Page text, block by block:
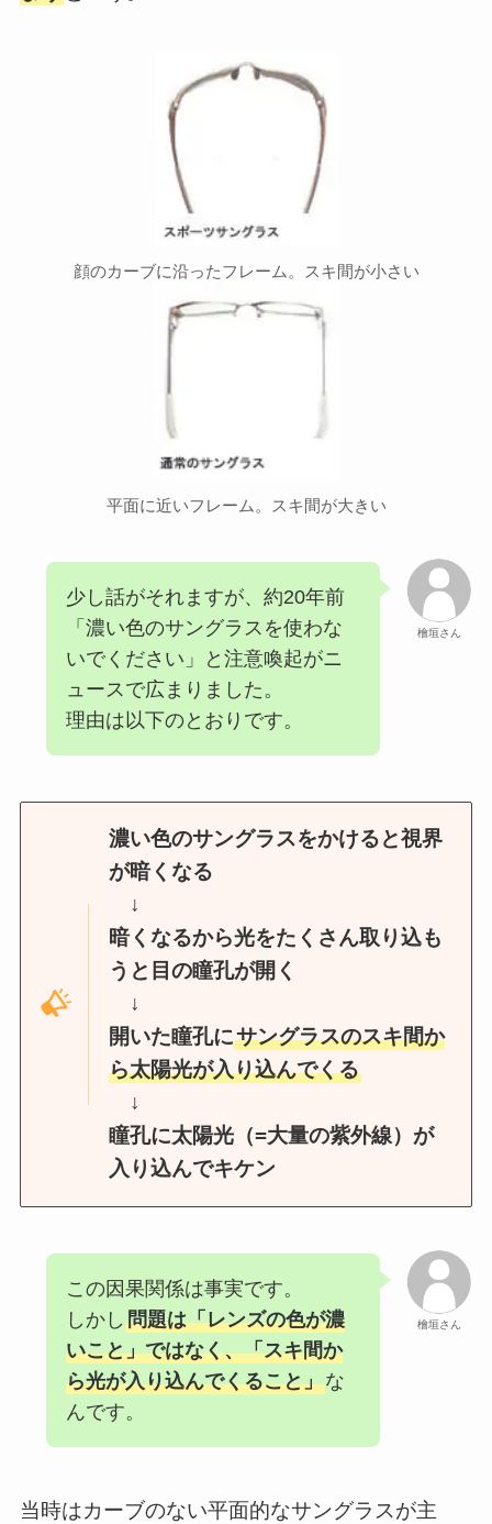
顔のカーブに沿ったフレーム。スキ間が小さい
平面に近いフレーム。スキ間が大きい
檜垣さん
少し話がそれますが、約20年前
「濃い色のサングラスを使わな
いでください」と注意喚起がニ
ュースで広まりました。
理由は以下のとおりです。
濃い色のサングラスをかけると視界
が暗くなる
↓
暗くなるから光をたくさん取り込も
うと目の瞳孔が開く
↓
開いた瞳孔にサングラスのスキ間か
ら太陽光が入り込んでくる
↓
瞳孔に太陽光（=大量の紫外線）が
入り込んでキケン
檜垣さん
この因果関係は事実です。
しかし 問題は「レンズの色が濃
いこと」ではなく、「スキ間か
ら光が入り込んでくること」な
んです。
当時はカーブのない平面的なサングラスが主